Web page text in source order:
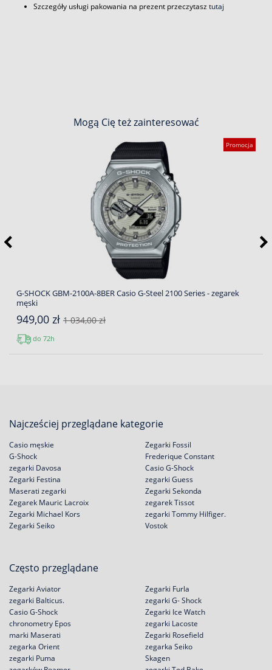
Szczegóły usługi pakowania na prezent przeczytasztutaj
Mogą Cię też zainteresować
Promocja
G-SHOCK GBM-2100A-8BER Casio G-Steel 2100 Series - zegarek
męski
949,00 zł 1 034,00 zł
do 72h
Najcześciej przeglądane kategorie
Casio męskie
G-Shock
zegarki Davosa
Zegarki Festina
Zegarki Fossil
Frederique Constant
Casio G-Shock
zegarki Guess
Maserati zegarki
Zegarek Mauric Lacroix
Zegarki Michael Kors
Zegarki Seiko
Zegarki Sekonda
zegarek Tissot
zegarki Tommy Hilfiger.
Vostok
Często przeglądane
Zegarki Aviator
zegarki Balticus.
Casio G-Shock
chronometry Epos
Zegarki Furla
zegarki G- Shock
Zegarki Ice Watch
zegarki Lacoste
marki Maserati
zegarka Orient
zegarki Puma
Zegarki Rosefield
zegarka Seiko
Skagen